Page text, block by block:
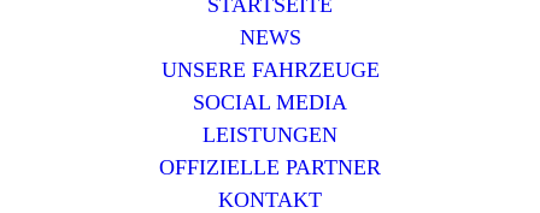
STARTSEITE
NEWS
UNSERE FAHRZEUGE
SOCIAL MEDIA
LEISTUNGEN
OFFIZIELLE PARTNER
KONTAKT